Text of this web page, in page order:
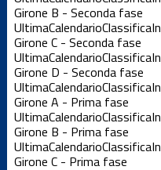
Girone B - Seconda fase
UltimaCalendarioClassifica
Girone C - Seconda fase
UltimaCalendarioClassifica
Girone D - Seconda fase
UltimaCalendarioClassifica
Girone A - Prima fase
UltimaCalendarioClassifica
Girone B - Prima fase
UltimaCalendarioClassifica
Girone C - Prima fase